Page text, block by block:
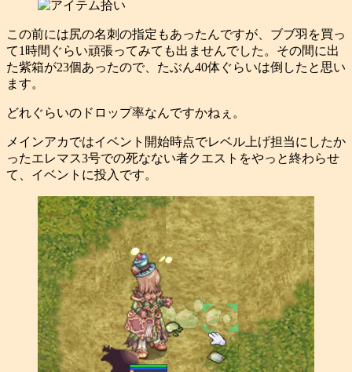
この前には尻の名刺の指定もあったんですが、ブブ羽を買っ
て1時間ぐらい頑張ってみても出ませんでした。その間に出
た紫箱が23個あったので、たぶん40体ぐらいは倒したと思い
ます。
どれぐらいのドロップ率なんですかねぇ。
メインアカではイベント開始時点でレベル上げ担当にしたか
ったエレマス3号での死なない者クエストをやっと終わらせ
て、イベントに投入です。